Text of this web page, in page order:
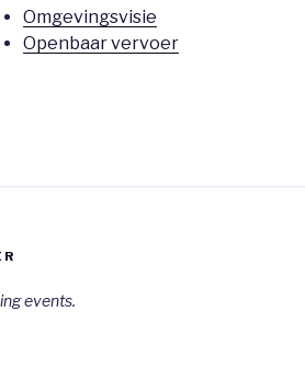
Omgevingsvisie
Openbaar vervoer
events.